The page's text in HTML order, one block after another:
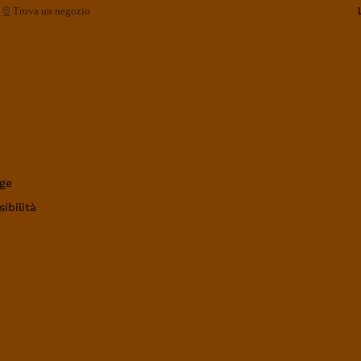
Trova un negozio